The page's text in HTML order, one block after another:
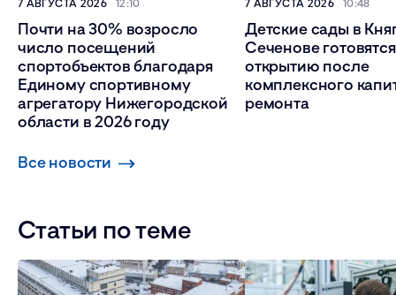
Почти на 30% возросло
число посещений
спортобъектов благодаря
Единому спортивному
агрегатору Нижегородской
области в 2026 году
7 АВГУСТА 2026 12:10
Детские сады в
Сеченове
открытию после
комплексного
ремонта
7 АВГУСТА 2026 10:48
Все новости
Статьи по теме